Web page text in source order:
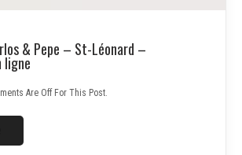
& Pepe – St-Léonard –
ligne
Are Off For This Post.